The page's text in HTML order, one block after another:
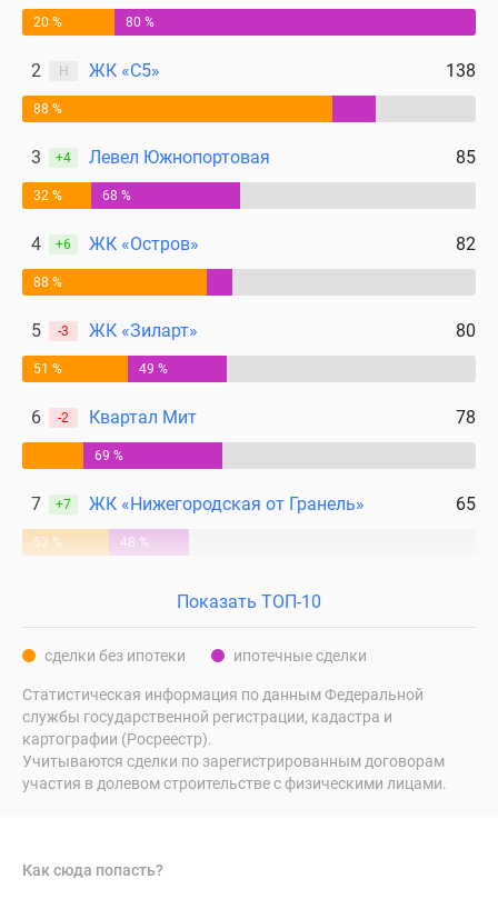
20 % 80 %
2 Н ЖК «С5» 138
88 %
3 +4 Левел Южнопортовая 85
32 % 68 %
4 +6 ЖК «Остров» 82
88 %
5 -3 ЖК «Зиларт» 80
51 % 49 %
6 -2 Квартал Мит 78
69 %
7 +7 ЖК «Нижегородская от Гранель» 65
52 % 48 %
Показать ТОП-10
сделки без ипотеки ипотечные сделки
Статистическая информация по данным Федеральной
службы государственной регистрации, кадастра и
картографии (Росреестр).
Учитываются сделки по зарегистрированным договорам
участия в долевом строительстве с физическими лицами.
Как сюда попасть?